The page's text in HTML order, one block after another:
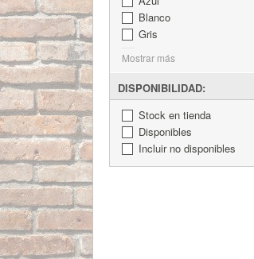
Blanco
Gris
Mostrar más
DISPONIBILIDAD:
Stock en tienda
Disponibles
Incluir no disponibles